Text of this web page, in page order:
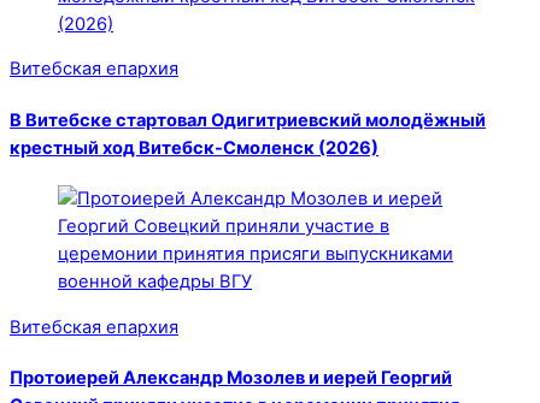
Витебская епархия
В Витебске стартовал Одигитриевский молодёжный
крестный ход Витебск-Смоленск (2026)
Витебская епархия
Протоиерей Александр Мозолев и иерей Георгий